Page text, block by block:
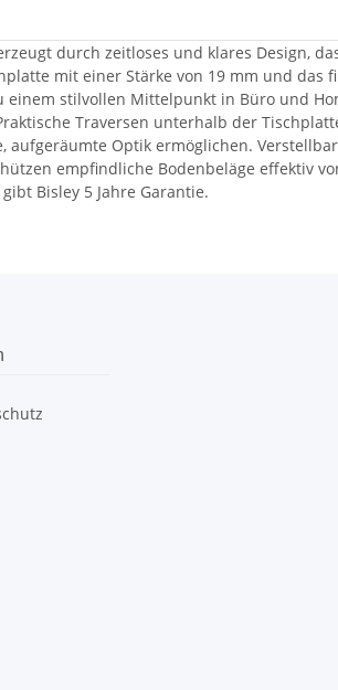
durch zeitloses und klares Design,
mit einer Stärke von 19 mm und
einem stilvollen Mittelpunkt in Büro und
Traversen unterhalb der
aufgeräumte Optik ermöglichen.
empfindliche Bodenbeläge effektiv
Bisley 5 Jahre Garantie.